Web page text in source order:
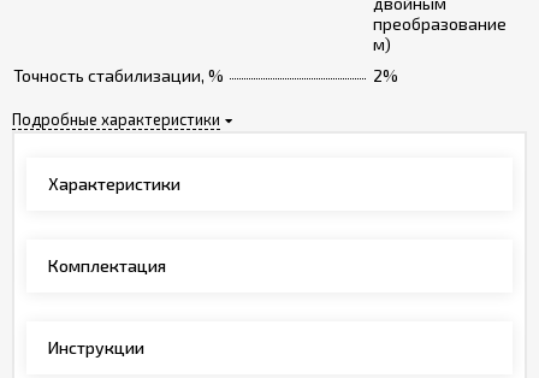
преобразование
м)
Точность стабилизации, %
2%
Подробные характеристики
Характеристики
Комплектация
Инструкции